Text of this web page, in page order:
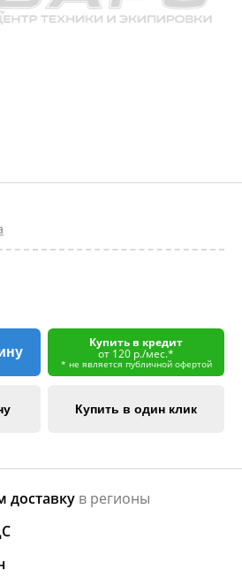
Купить в кредит
от 120 р./мес.*
* не является публичной офертой
Купить в один клик
доставку в регионы